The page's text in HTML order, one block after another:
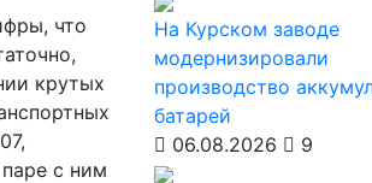
что
крутых
с ним
На Курском заводе
модернизировали
производство
батарей
06.08.2026
9